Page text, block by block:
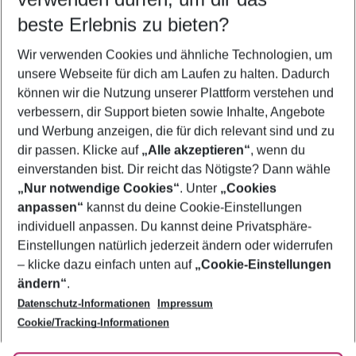
5-8 Nächte
2 Erwachsene Keine Kinder
Mehr Filter anzeigen
Footer
Footer navigation
Über uns
AGB
Bestpreisgarantie
Cookie-Einstellungen ändern
Cookie-Richtlinie
Agenturbetreuung
Barrierefreies Reisen
Folge uns
beste Erlebnis zu bieten?
Wir verwenden Cookies und ähnliche Technologien, um
unsere Webseite für dich am Laufen zu halten. Dadurch
können wir die Nutzung unserer Plattform verstehen und
verbessern, dir Support bieten sowie Inhalte, Angebote
und Werbung anzeigen, die für dich relevant sind und zu
dir passen. Klicke auf „Alle akzeptieren“, wenn du
einverstanden bist. Dir reicht das Nötigste? Dann wähle
„Nur notwendige Cookies“. Unter „Cookies
anpassen“ kannst du deine Cookie-Einstellungen
individuell anpassen. Du kannst deine Privatsphäre-
Einstellungen natürlich jederzeit ändern oder widerrufen
– klicke dazu einfach unten auf „Cookie-Einstellungen
ändern“.
Datenschutz-Informationen
Impressum
Cookie/Tracking-Informationen